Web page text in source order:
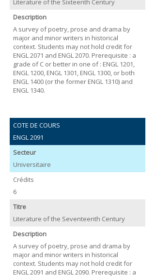
Description
A survey of poetry, prose and drama by
major and minor writers in historical
context. Students may not hold credit for
ENGL 2071 and ENGL 2070. Prerequisite : a
grade of C or better in one of : ENGL 1201,
ENGL 1200, ENGL 1301, ENGL 1300, or both
ENGL 1400 (or the former ENGL 1310) and
ENGL 1340.
COTE DE COURS
ENGL 2091
Secteur
Universitaire
Crédits
6
Titre
Literature of the Seventeenth Century
Description
A survey of poetry, prose and drama by
major and minor writers in historical
context. Students may not hold credit for
ENGL 2091 and ENGL 2090. Prerequisite : a